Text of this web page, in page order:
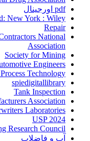
pdf اورجینال
New York : Wiley
Repair
National
Association
Society for Mining
Engineers
Technology
spiedigitallibrary
Tank Inspection
Association
Laboratories
USP 2024
Research Council
آب و فاضلاب